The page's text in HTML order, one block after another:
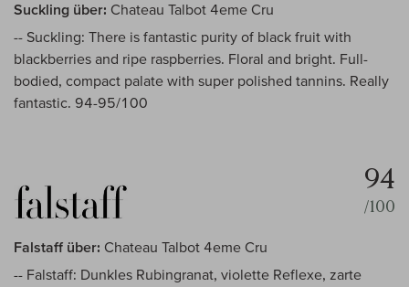
Suckling über: Chateau Talbot 4eme Cru
-- Suckling: There is fantastic purity of black fruit with
blackberries and ripe raspberries. Floral and bright. Full-
bodied, compact palate with super polished tannins. Really
fantastic. 94-95/100
94
/100
Falstaff über: Chateau Talbot 4eme Cru
-- Falstaff: Dunkles Rubingranat, violette Reflexe, zarte